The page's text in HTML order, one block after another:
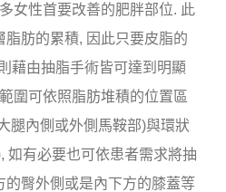
女性首要改善的肥胖部位. 此
肪的累積, 因此只要皮脂的
藉由抽脂手術皆可達到明顯
圍可依照脂肪堆積的位置區
腿內側或外側馬鞍部)與環狀
如有必要也可依患者需求將抽
的臀外側或是內下方的膝蓋等